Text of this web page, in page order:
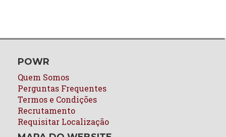
POWR
Quem Somos
Perguntas Frequentes
Termos e Condições
Recrutamento
Requisitar Localização